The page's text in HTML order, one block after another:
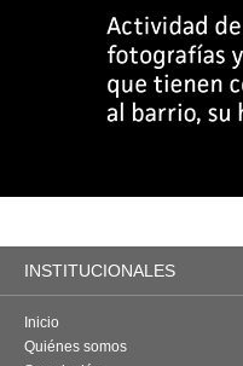
INSTITUCIONALES
Inicio
Quiénes somos